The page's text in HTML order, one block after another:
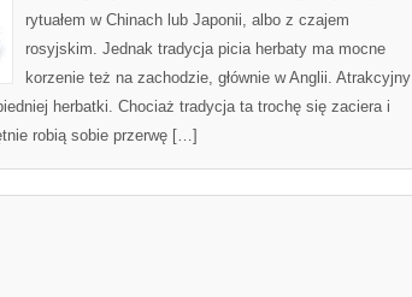
rytuałem w Chinach lub Japonii, albo z czajem
rosyjskim. Jednak tradycja picia herbaty ma mocne
korzenie też na zachodzie, głównie w Anglii. Atrakcyjny
herbatki. Chociaż tradycja ta trochę się zaciera i
robią sobie przerwę […]